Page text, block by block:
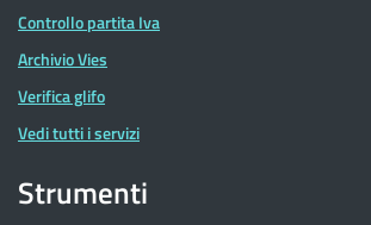
Controllo partita Iva
Archivio Vies
Verifica glifo
Vedi tutti i servizi
Strumenti